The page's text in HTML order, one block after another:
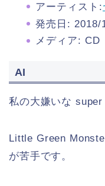
アーティスト:
発売日: 2018/
メディア: CD
AI
私の大嫌いな super
Little Green
が苦手です。